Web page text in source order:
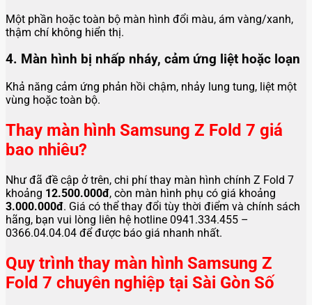
Một phần hoặc toàn bộ màn hình đổi màu, ám vàng/xanh,
thậm chí không hiển thị.
4. Màn hình bị nhấp nháy, cảm ứng liệt hoặc loạn
Khả năng cảm ứng phản hồi chậm, nhảy lung tung, liệt một
vùng hoặc toàn bộ.
Thay màn hình Samsung Z Fold 7 giá
bao nhiêu?
Như đã đề cập ở trên, chi phí thay màn hình chính Z Fold 7
khoảng 12.500.000đ, còn màn hình phụ có giá khoảng
3.000.000đ. Giá có thể thay đổi tùy thời điểm và chính sách
hãng, bạn vui lòng liên hệ hotline 0941.334.455 –
0366.04.04.04 để được báo giá nhanh nhất.
Quy trình thay màn hình Samsung Z
Fold 7 chuyên nghiệp tại Sài Gòn Số